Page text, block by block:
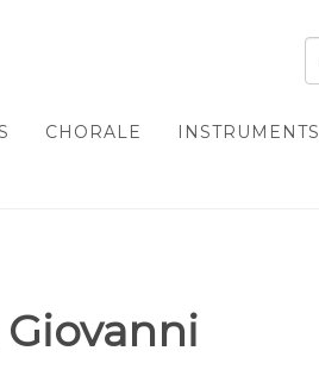
CHORALE INSTRUMENTS